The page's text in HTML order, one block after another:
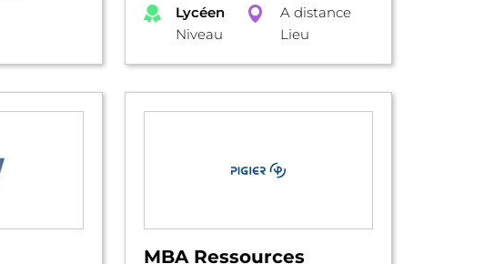
Lycéen
Niveau
A distance
Lieu
MBA Ressources